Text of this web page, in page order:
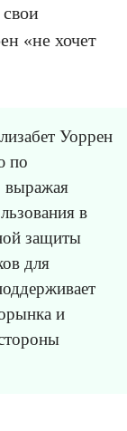
«не хочет
Уоррен
по
выражая
в
защиты
для
и